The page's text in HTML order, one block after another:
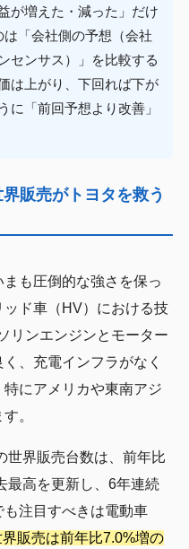
が増えた・減った」だけ
「会社側の予想（会社
センサス）」を比較する
は上がり、下回れば下が
に「前回予想より改善」
販売がトヨタを救う
も圧倒的な強さを保っ
ド車（HV）における技
リンエンジンとモーター
、充電インフラがなく
にアメリカや東南アジ
。
世界販売台数は、前年比
最高を更新し、6年連続
注目すべきは電動車
界販売は前年比7.0%増の